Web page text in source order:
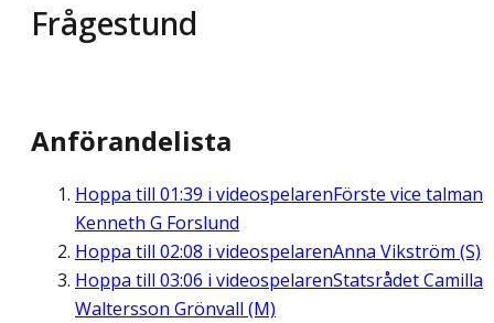
Frågestund
Anförandelista
Hoppa till 01:39 i videospelarenFörste vice talman
Kenneth G Forslund
Hoppa till 02:08 i videospelarenAnna Vikström (S)
Hoppa till 03:06 i videospelarenStatsrådet Camilla
Waltersson Grönvall (M)